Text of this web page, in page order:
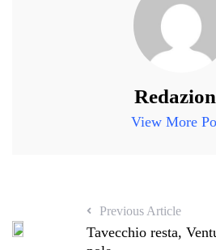
View More
Previous Article
Tavecchio resta,